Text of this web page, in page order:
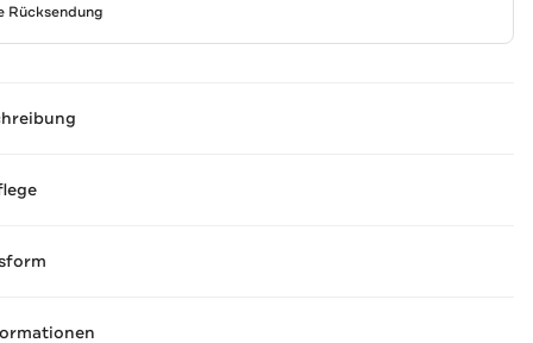
Rücksendung